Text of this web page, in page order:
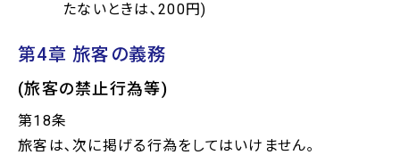
たないときは､200円)
第4章 旅客の義務
(旅客の禁止行為等)
第18条
旅客は､次に掲げる行為をしてはいけません｡